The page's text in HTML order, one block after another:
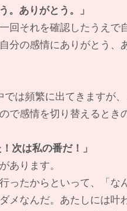
。ありがとう。」
回それを確認したうえで
分の感情にありがとう、
は頻繁に出てきますが
で感情を切り替えるとき
次は私の番だ！」
あります。
ったからといって、「な
メなんだ。あたしには叶